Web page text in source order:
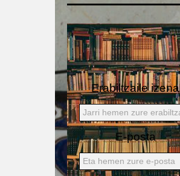
Erabiltzaile izena
E-posta